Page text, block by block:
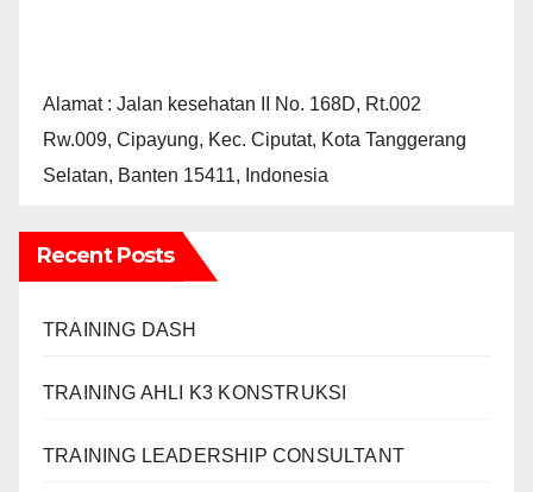
Alamat : Jalan kesehatan II No. 168D, Rt.002
Rw.009, Cipayung, Kec. Ciputat, Kota Tanggerang
Selatan, Banten 15411, Indonesia
Recent Posts
TRAINING DASH
TRAINING AHLI K3 KONSTRUKSI
TRAINING LEADERSHIP CONSULTANT